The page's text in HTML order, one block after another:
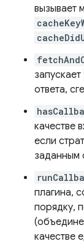
вызывает
запускает
ответа,
качестве
если
заданным
плагина,
порядку,
качестве